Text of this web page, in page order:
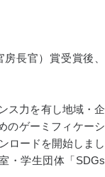
長官）賞受賞後、
ス力を有し地域・企
のゲーミフィケーシ
ロードを開始しまし
・学生団体「SDGs